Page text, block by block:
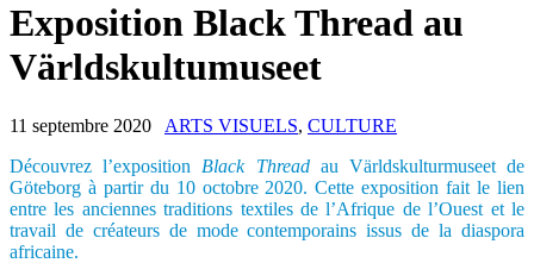
Exposition Black Thread au
Världskultumuseet
11 septembre 2020 ARTS VISUELS, CULTURE
Découvrez l’exposition Black Threadau Världskulturmuseet de
Göteborg à partir du 10 octobre 2020. Cette exposition fait le lien
entre les anciennes traditions textiles de l’Afrique de l’Ouest et le
travail de créateurs de mode contemporains issus de la diaspora
africaine.